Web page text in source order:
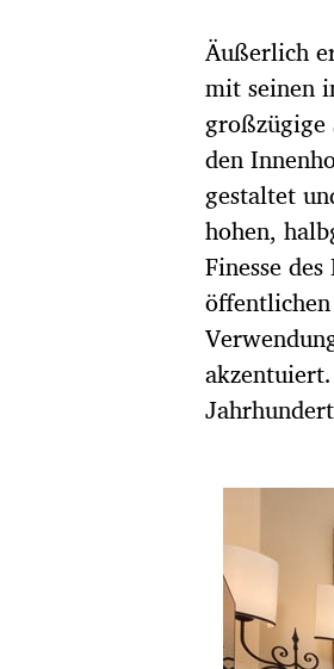
u
m
Äußerlich
mit seinen
großzügige
den
gestaltet
hohen,
Finesse